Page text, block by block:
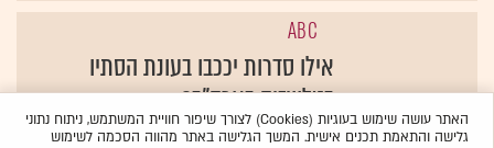
ABC
אילו סדרות יככבו בעונת הסתיו
בטלוויזיה בארה"ב?
{19}אדוורטייזינג אייג'האתר עושה שימוש בעוגיות (Cookies) לצורך שיפור חוויית המשתמש, ניתוח נתוני
גלישה והתאמת תכנים אישית. המשך הגלישה באתר מהווה הסכמה לשימוש